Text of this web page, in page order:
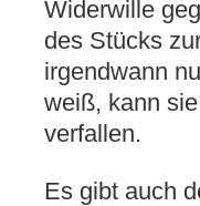
Widerwille
des Stücks
irgendwann
weiß, kann
verfallen.
Es gibt auch